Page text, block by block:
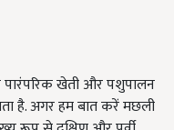
पारंपरिक खेती और पशुपालन
है. अगर हम बात करें मछली